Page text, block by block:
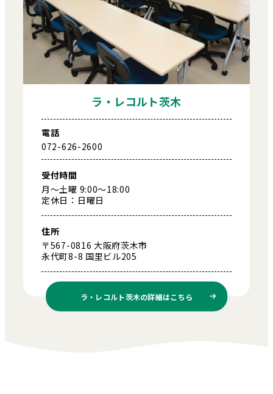
ラ・レコルト茨木
電話
072-626-2600
受付時間
月～土曜 9:00～18:00
定休日：日曜日
住所
〒567-0816 大阪府茨木市
永代町8-8 国里ビル205
ラ・レコルト茨木の詳細はこちら